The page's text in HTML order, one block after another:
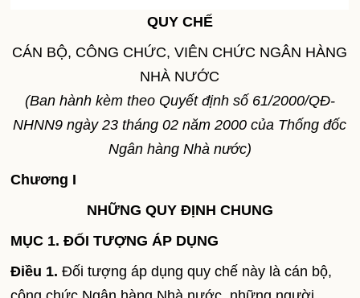
QUY CHẾ
CÁN BỘ, CÔNG CHỨC, VIÊN CHỨC NGÂN HÀNG
NHÀ NƯỚC
(Ban hành kèm theo Quyết định số 61/2000/QĐ-
NHNN9 ngày 23 tháng 02 năm 2000 của Thống đốc
Ngân hàng Nhà nước)
Chương I
NHỮNG QUY ĐỊNH CHUNG
MỤC 1. ĐỐI TƯỢNG ÁP DỤNG
Điều 1. Đối tượng áp dụng quy chế này là cán bộ,